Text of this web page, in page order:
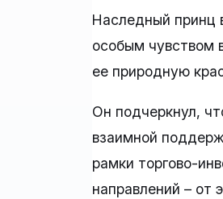
Наследный принц
особым чувством
ее природную
Он подчеркнул,
взаимной
рамки торгово-
направлений – от